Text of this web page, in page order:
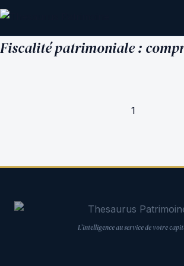
Fiscalité patrimoniale :
1
L’intelligence au service de votre